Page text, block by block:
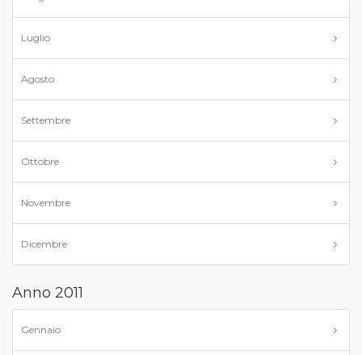
Luglio
Agosto
Settembre
Ottobre
Novembre
Dicembre
Anno 2011
Gennaio